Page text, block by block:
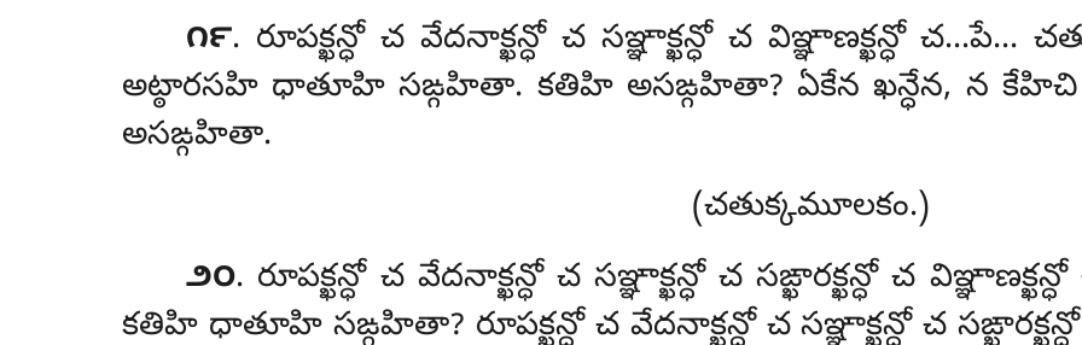
౧౯. రూపక్ఖన్ధో చ వేదనాక్ఖన్ధో చ సఞ్ఞాక్ఖన్ధో చ విఞ్ఞాణక్ఖన్ధో
అట్ఠారసహి ధాతూహి సఙ్గహితా. కతిహి అసఙ్గహితా? ఏకేన ఖన్ధేన, న
అసఙ్గహితా.
(చతుక్కమూలకం.)
౨౦. రూపక్ఖన్ధో చ వేదనాక్ఖన్ధో చ సఞ్ఞాక్ఖన్ధో చ సఙ్ఖారక్ఖన్ధో చ
కతిహి ధాతూహి సఙ్గహితా? రూపక్ఖన్ధో చ వేదనాక్ఖన్ధో చ సఞ్ఞాక్ఖన్ధో చ